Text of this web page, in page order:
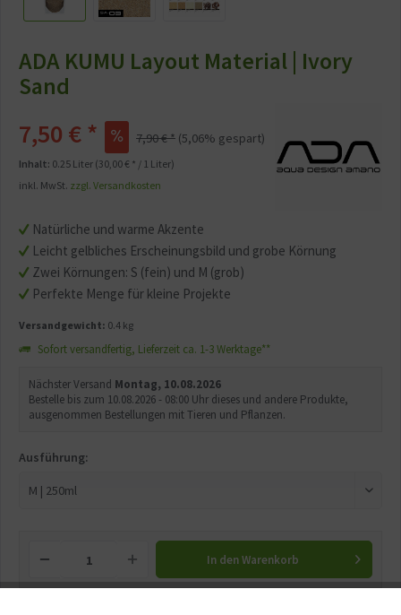
ADA KUMU Layout Material | Ivory
Sand
Natürliche und warme Akzente
Leicht gelbliches Erscheinungsbild und grobe Körnung
Zwei Körnungen: S (fein) und M (grob)
Perfekte Menge für kleine Projekte
7,50 € * 7,90 € * (5,06% gespart)
Inhalt: 0.25 Liter (30,00 € * / 1 Liter)
inkl. MwSt. zzgl. Versandkosten
Versandgewicht: 0.4 kg
Sofort versandfertig, Lieferzeit ca. 1-3 Werktage**
Nächster Versand Montag, 10.08.2026
Bestelle bis zum 10.08.2026 - 08:00 Uhr dieses und andere Produkte,
ausgenommen Bestellungen mit Tieren und Pflanzen.
Ausführung:
In den Warenkorb